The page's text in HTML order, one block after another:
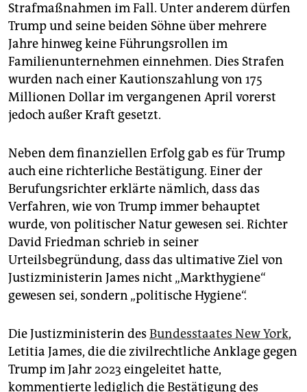
Strafmaßnahmen im Fall. Unter anderem dürfen
Trump und seine beiden Söhne über mehrere
Jahre hinweg keine Führungsrollen im
Familienunternehmen einnehmen. Dies Strafen
wurden nach einer Kautionszahlung von 175
Millionen Dollar im vergangenen April vorerst
jedoch außer Kraft gesetzt.
Neben dem finanziellen Erfolg gab es für Trump
auch eine richterliche Bestätigung. Einer der
Berufungsrichter erklärte nämlich, dass das
Verfahren, wie von Trump immer behauptet
wurde, von politischer Natur gewesen sei. Richter
David Friedman schrieb in seiner
Urteilsbegründung, dass das ultimative Ziel von
Justizministerin James nicht „Markthygiene“
gewesen sei, sondern „politische Hygiene“.
Die Justizministerin des Bundesstaates New York,
Letitia James, die die zivilrechtliche Anklage gegen
Trump im Jahr 2023 eingeleitet hatte,
kommentierte lediglich die Bestätigung des